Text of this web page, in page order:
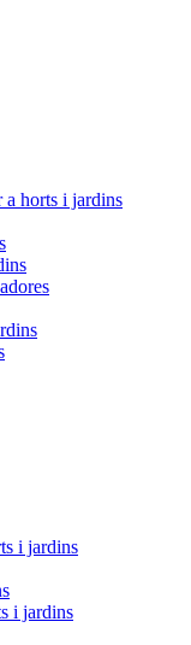
a horts i jardins
i jardins
i jardins